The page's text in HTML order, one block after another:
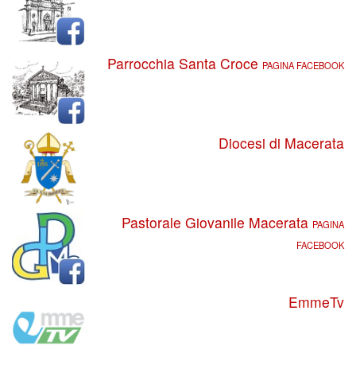
Parrocchia Santa Croce PAGINA FACEBOOK
Diocesi di Macerata
Pastorale Giovanile Macerata PAGINA
FACEBOOK
EmmeTv